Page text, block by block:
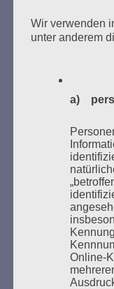
Kaifu-Ufer –
Bücher
Weitere
GEDENKEN
UNSERER
Wir verwenden
unter anderem
a)
Online-